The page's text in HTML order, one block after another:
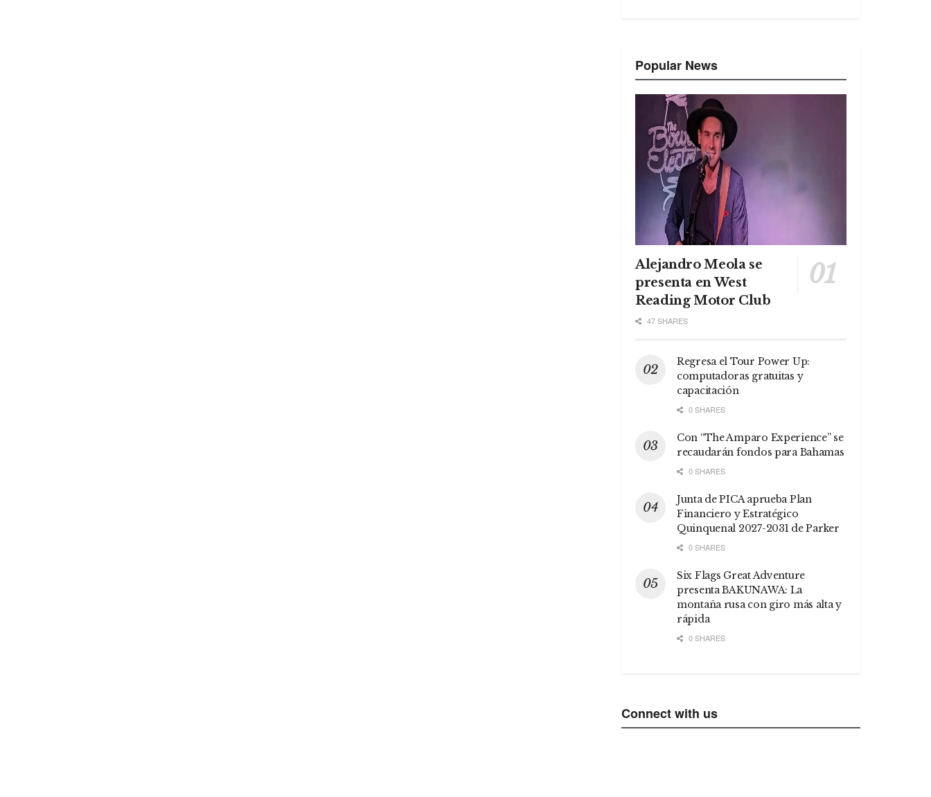
Popular News
Alejandro Meola se
presenta en West
Reading Motor Club
47 SHARES
Regresa el Tour Power Up:
computadoras gratuitas y
capacitación
0 SHARES
Con “The Amparo Experience” se
recaudarán fondos para Bahamas
0 SHARES
Junta de PICA aprueba Plan
Financiero y Estratégico
Quinquenal 2027-2031 de Parker
0 SHARES
Six Flags Great Adventure
presenta BAKUNAWA: La
montaña rusa con giro más alta y
rápida
0 SHARES
Connect with us